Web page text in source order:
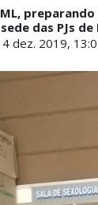
preparando
das PJs
dez. 2019,